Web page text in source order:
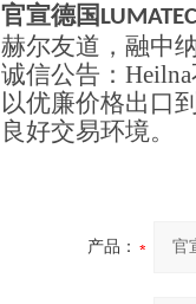
官宣德国 LUMATEC
赫尔友道，融中
诚信公告： Heilna
以优廉价格出口
良好交易环境。
产品：